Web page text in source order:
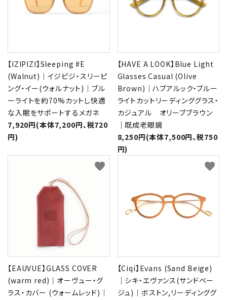
【IZIPIZI】Sleeping #E
(Walnut)｜イジピジ・スリーピ
ング・イー(ウォルナット)｜ブル
ーライトを約70%カットし快適
な入眠をサポートするメガネ
7,920円(本体7,200円、税720
円)
【HAVE A LOOK】Blue Light
Glasses Casual (Olive
Brown)｜ハブアルック・ブルー
ライトカットリーディンググラス・
カジュアル オリーブブラウン
｜既成老眼鏡
8,250円(本体7,500円、税750
円)
【EAUVUE】GLASS COVER
(warm red)｜オーヴュー・グ
ラス・カバー (ウォームレッド)｜
favorite
【Ciqi】Evans (Sand Beige)
｜シキ・エヴァンス(サンドベー
ジュ)｜ボストン,リーディンググ
favorite